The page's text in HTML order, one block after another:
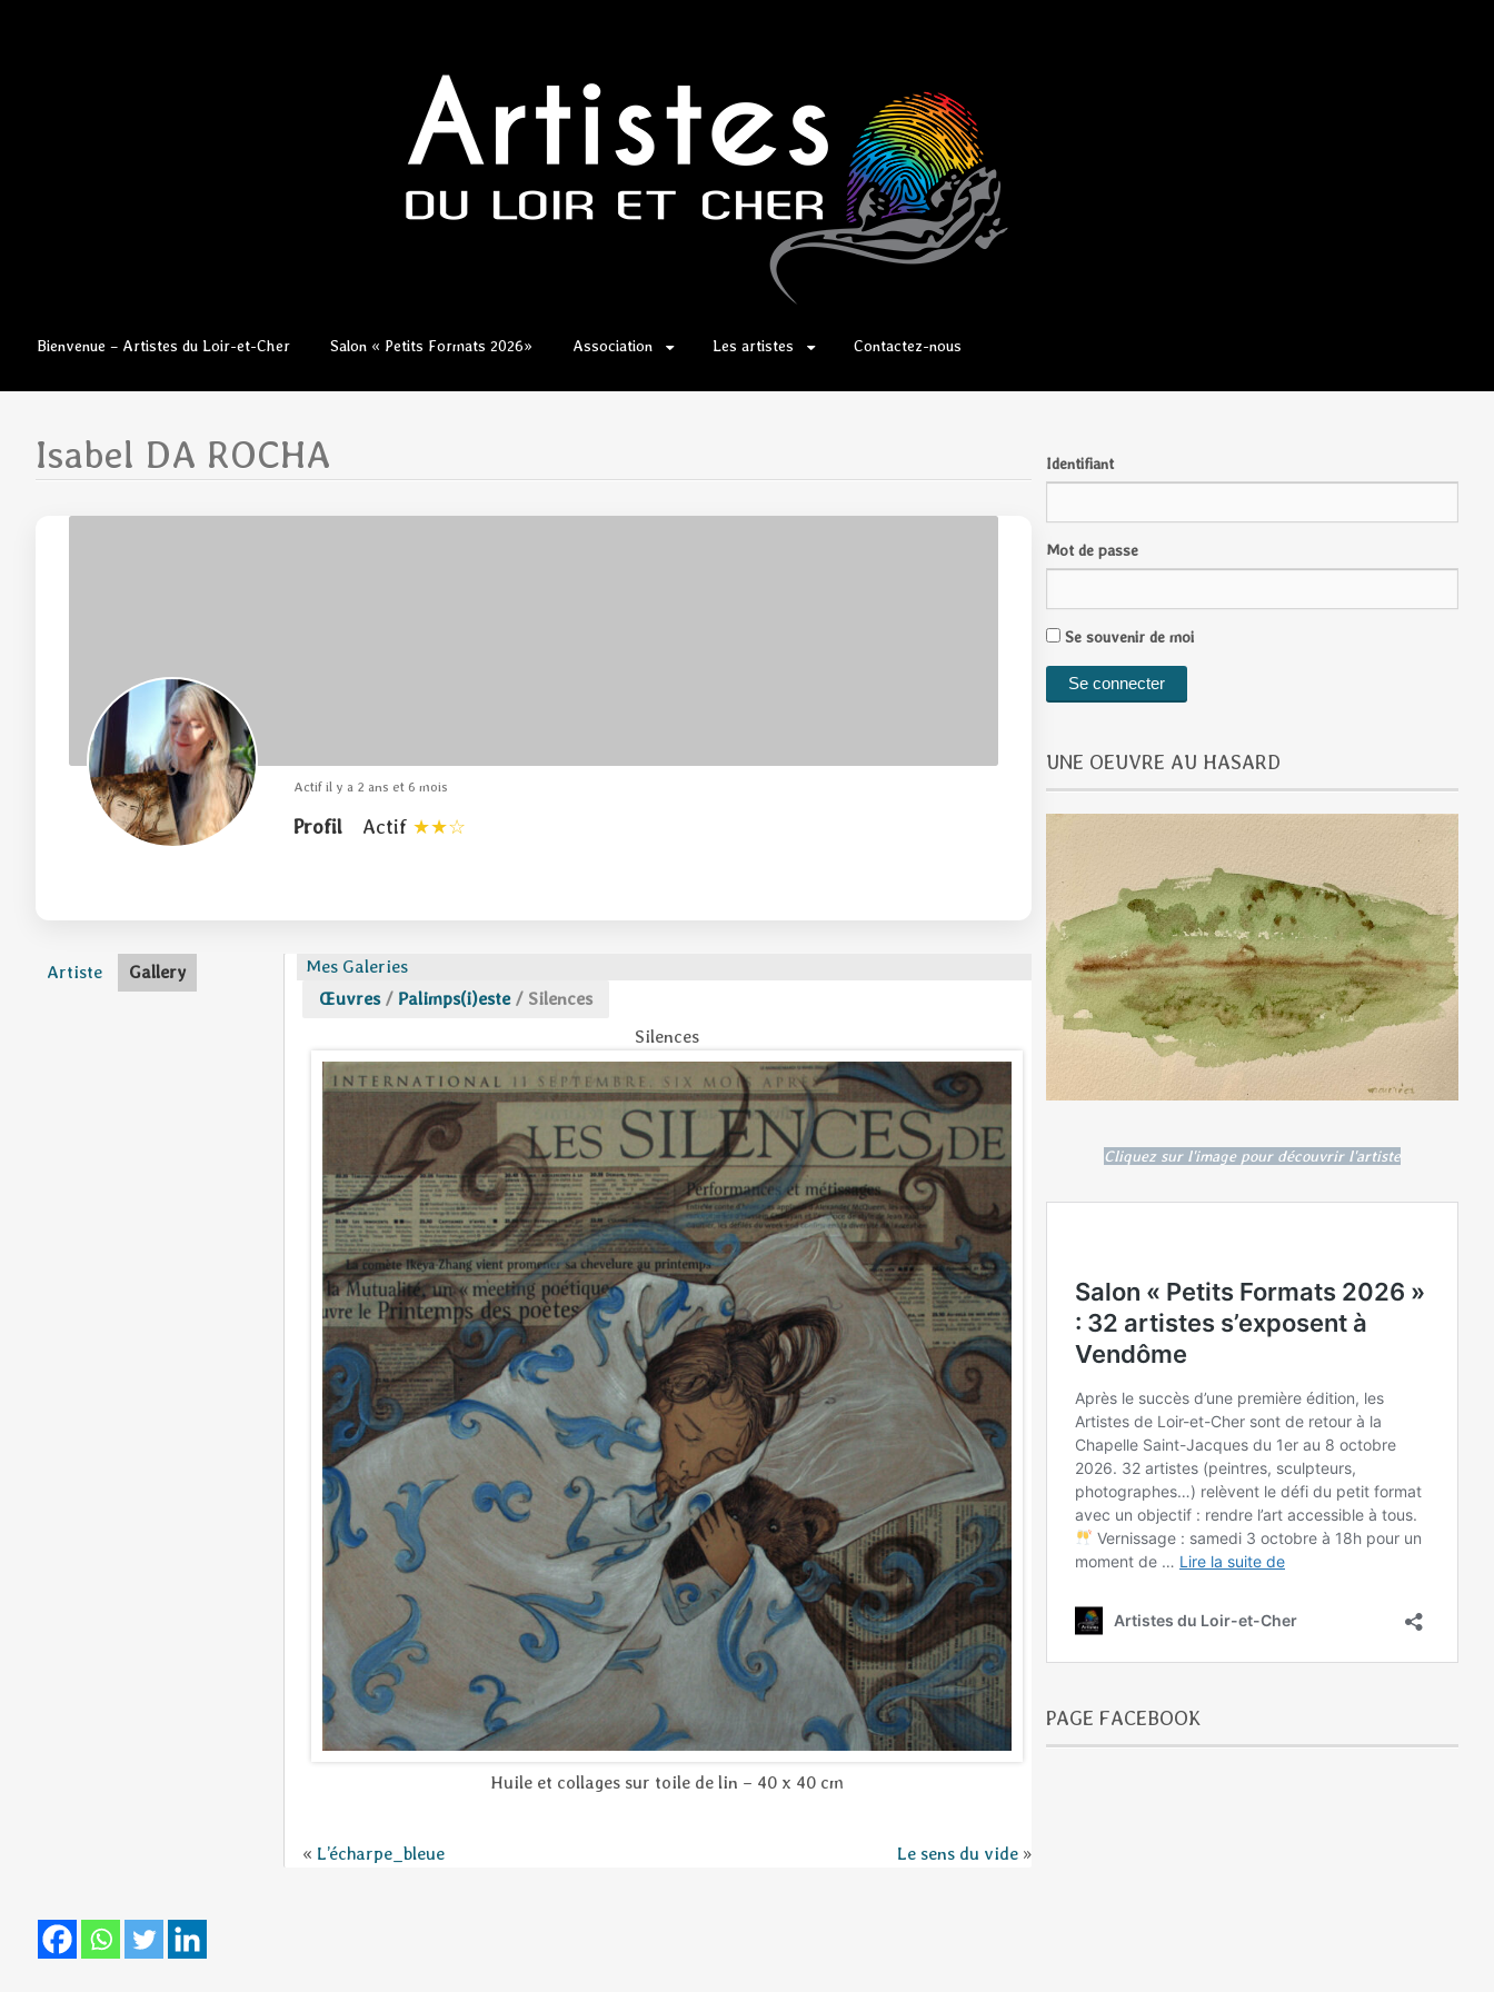
Aller
contenu
Bienvenue – Artistes du Loir-et-Cher Salon « Petits Formats 2026» Association Les artistes Contactez-nous
Isabel DA ROCHA
Actif il y a 2 ans et 6 mois
Profil Actif
Artiste Gallery
Mes Galeries
Œuvres / Palimps(i)este / Silences
Silences
Huile et collages sur toile de lin – 40 x 40 cm
« L’écharpe_bleue Le sens du vide »
Identifiant
Mot de passe
Se souvenir de moi
UNE OEUVRE AU HASARD
Cliquez sur l'image pour découvrir l'artiste
PAGE FACEBOOK